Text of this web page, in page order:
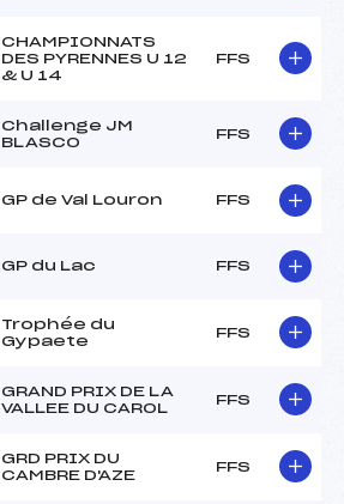
CHAMPIONNATS
DES PYRENNES U 12
& U 14
FFS
Challenge JM
BLASCO
FFS
GP de Val Louron FFS
GP du Lac FFS
Trophée du
Gypaete
FFS
GRAND PRIX DE LA
VALLEE DU CAROL
FFS
GRD PRIX DU
CAMBRE D'AZE
FFS